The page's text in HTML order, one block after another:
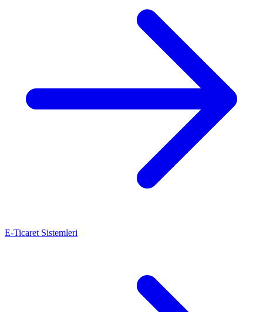
E-Ticaret Sistemleri